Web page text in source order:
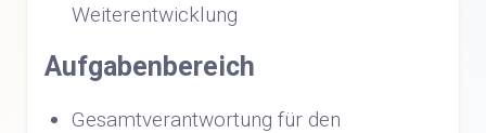
Weiterentwicklung
Aufgabenbereich
Gesamtverantwortung für den